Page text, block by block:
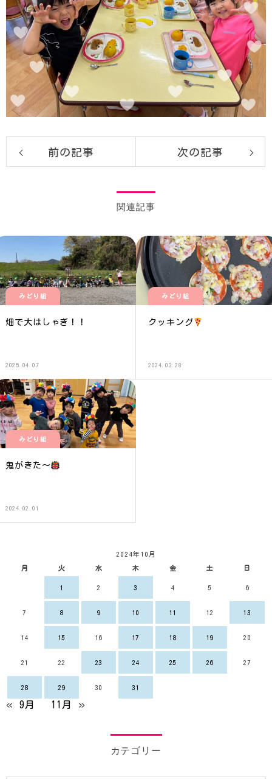
前の記事 次の記事
関連記事
みどり組
畑で大はしゃぎ！！
2025.04.07
みどり組
クッキング
2024.03.28
みどり組
鬼がきた〜
2024.02.01
2024年10月
月 火 水 木 金 土 日
1 2 3 4 5 6
7 8 9 10 11 12 13
14 15 16 17 18 19 20
21 22 23 24 25 26 27
28 29 30 31
« 9月 11月 »
カテゴリー